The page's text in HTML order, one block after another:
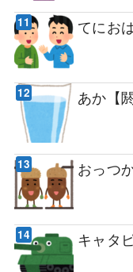
てにお
あか【
おっつ
キャタ